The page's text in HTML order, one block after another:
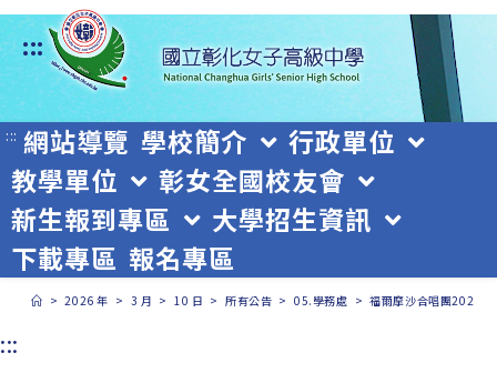
跳
轉
至
主
要
內
容
:::
::: 網站導覽 學校簡介
行政單位
教學單位
彰女全國校友會
新生報到專區
大學招生資訊
下載專區 報名專區
> 2026 年 > 3 月 > 10 日 > 所有公告 > 05.學務處 > 福爾摩沙合唱團2026台
:::